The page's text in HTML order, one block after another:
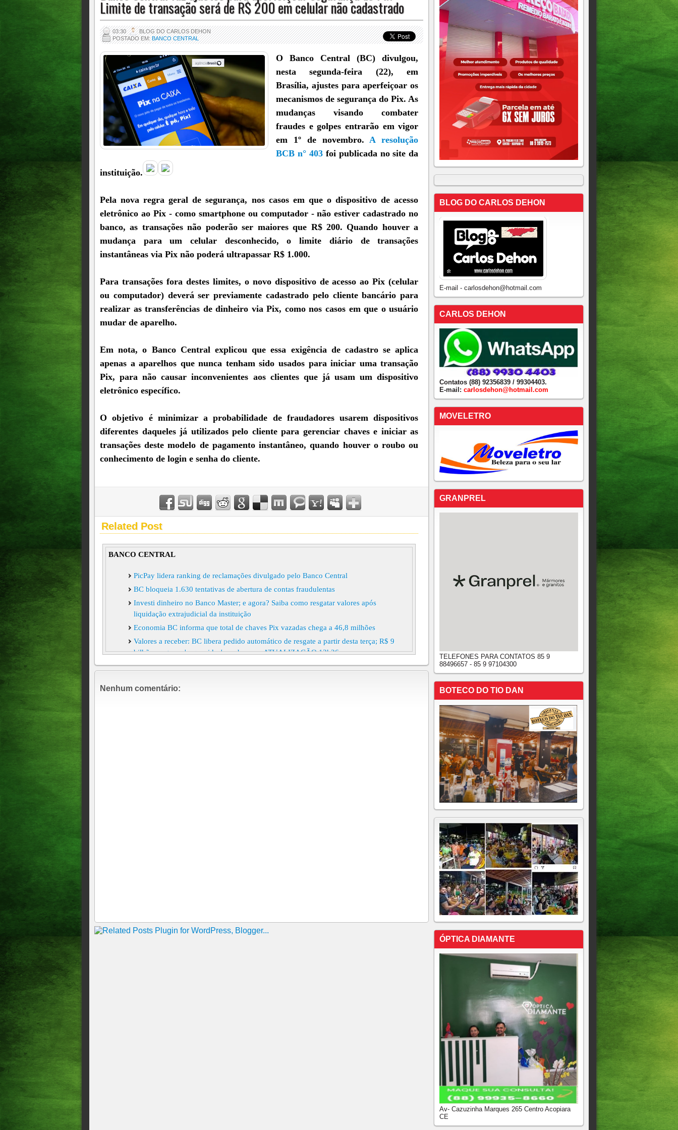
Limite de transação será de R$ 200 em celular não cadastrado
03:30
BLOG DO CARLOS DEHON
POSTADO EM:BANCO CENTRAL
O Banco Central (BC) divulgou,
nesta segunda-feira (22), em
Brasília, ajustes para aperfeiçoar os
mecanismos de segurança do Pix. As
mudanças visando combater
fraudes e golpes entrarão em vigor
em 1º de novembro. A resolução
BCB n° 403foi publicada no site da
instituição.
Pela nova regra geral de segurança, nos casos em que o dispositivo de acesso
eletrônico ao Pix - como smartphone ou computador - não estiver cadastrado no
banco, as transações não poderão ser maiores que R$ 200. Quando houver a
mudança para um celular desconhecido, o limite diário de transações
instantâneas via Pix não poderá ultrapassar R$ 1.000.
Para transações fora destes limites, o novo dispositivo de acesso ao Pix (celular
ou computador) deverá ser previamente cadastrado pelo cliente bancário para
realizar as transferências de dinheiro via Pix, como nos casos em que o usuário
mudar de aparelho.
Em nota, o Banco Central explicou que essa exigência de cadastro se aplica
apenas a aparelhos que nunca tenham sido usados para iniciar uma transação
Pix, para não causar inconvenientes aos clientes que já usam um dispositivo
eletrônico específico.
O objetivo é minimizar a probabilidade de fraudadores usarem dispositivos
diferentes daqueles já utilizados pelo cliente para gerenciar chaves e iniciar as
transações deste modelo de pagamento instantâneo, quando houver o roubo ou
conhecimento de login e senha do cliente.
Related Post
BANCO CENTRAL
PicPay lidera ranking de reclamações divulgado pelo Banco Central
BC bloqueia 1.630 tentativas de abertura de contas fraudulentas
Investi dinheiro no Banco Master; e agora? Saiba como resgatar valores após
liquidação extrajudicial da instituição
Economia BC informa que total de chaves Pix vazadas chega a 46,8 milhões
Valores a receber: BC libera pedido automático de resgate a partir desta terça; R$ 9
bilhões seguem 'esquecidos' nos bancos, ATUALIZAÇÃO 13h26
VAZAMENTO DE CHAVE PIX /////NOVO VAZAMENTO DE CHAVES PIX
BC tem R$ 4,6 bilhões esquecidos em bancos a serem devolvidos
Nenhum comentário:
BLOG DO CARLOS DEHON
E-mail - carlosdehon@hotmail.com
CARLOS DEHON
Contatos (88) 92356839 / 99304403.
E-mail: carlosdehon@hotmail.com
MOVELETRO
GRANPREL
TELEFONES PARA CONTATOS 85 9
88496657 - 85 9 97104300
BOTECO DO TIO DAN
ÓPTICA DIAMANTE
Av- Cazuzinha Marques 265 Centro Acopiara
CE